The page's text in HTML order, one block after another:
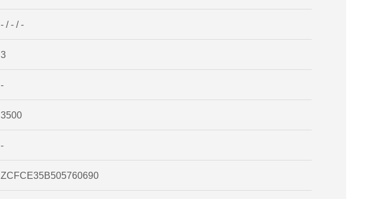
- / - / -
3
-
3500
-
ZCFCE35B505760690